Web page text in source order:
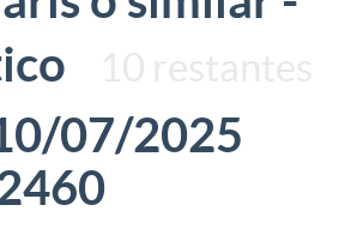
10 restantes
07/2025